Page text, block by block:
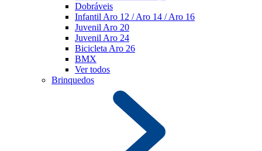
Dobráveis
Infantil Aro 12 / Aro 14 / Aro 16
Juvenil Aro 20
Juvenil Aro 24
Bicicleta Aro 26
BMX
Ver todos
Brinquedos